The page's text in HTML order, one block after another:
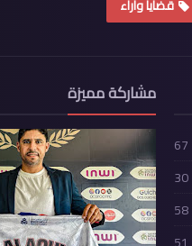
قضايا وآراء
67
30
58
مشاركة مميزة